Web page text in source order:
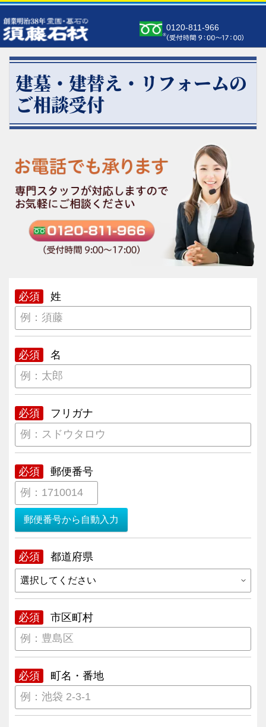
0120-811-966
建墓・建替え・リフォームの
ご相談受付
必須 姓
必須 名
必須 フリガナ
必須 郵便番号
郵便番号から自動入力
必須 都道府県
必須 市区町村
必須 町名・番地